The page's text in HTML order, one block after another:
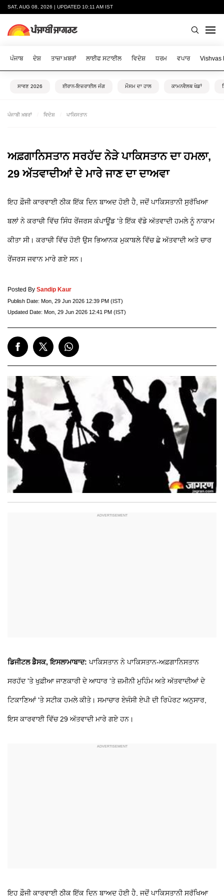
SAT, AUG 08, 2026 | UPDATED 10:11 AM IST
ਪੰਜਾਬ ਦੇਸ਼ ਤਾਜ਼ਾ ਖ਼ਬਰਾਂ ਲਾਈਫ ਸਟਾਈਲ ਵਿਦੇਸ਼ ਧਰਮ ਵਪਾਰ Vishvas
ਸਾਵਣ 2026 ਈਰਾਨ-ਇਜ਼ਰਾਈਲ ਜੰਗ ਮੌਸਮ ਦਾ ਹਾਲ ਕਾਮਨਵੈਲਥ ਖੇਡਾਂ
ਪੰਜਾਬੀ ਖ਼ਬਰਾਂ ਵਿਦੇਸ਼ ਪਾਕਿਸਤਾਨ
ਅਫ਼ਗਾਨਿਸਤਾਨ ਸਰਹੱਦ ਨੇੜੇ ਪਾਕਿਸਤਾਨ ਦਾ ਹਮਲਾ,
29 ਅੱਤਵਾਦੀਆਂ ਦੇ ਮਾਰੇ ਜਾਣ ਦਾ ਦਾਅਵਾ
ਇਹ ਫ਼ੌਜੀ ਕਾਰਵਾਈ ਠੀਕ ਇੱਕ ਦਿਨ ਬਾਅਦ ਹੋਈ ਹੈ, ਜਦੋਂ ਪਾਕਿਸਤਾਨੀ ਸੁਰੱਖਿਆ
ਬਲਾਂ ਨੇ ਕਰਾਚੀ ਵਿੱਚ ਸਿੰਧ ਰੇਂਜਰਸ ਕੰਪਾਊਂਡ 'ਤੇ ਇੱਕ ਵੱਡੇ ਅੱਤਵਾਦੀ ਹਮਲੇ ਨੂੰ ਨਾਕਾਮ
ਕੀਤਾ ਸੀ। ਕਰਾਚੀ ਵਿੱਚ ਹੋਈ ਉਸ ਭਿਆਨਕ ਮੁਕਾਬਲੇ ਵਿੱਚ ਛੇ ਅੱਤਵਾਦੀ ਅਤੇ ਚਾਰ
ਰੇਂਜਰਸ ਜਵਾਨ ਮਾਰੇ ਗਏ ਸਨ।
Posted By Sandip Kaur
Publish Date: Mon, 29 Jun 2026 12:39 PM (IST)
Updated Date: Mon, 29 Jun 2026 12:41 PM (IST)
ਡਿਜੀਟਲ ਡੈਸਕ, ਇਸਲਾਮਾਬਾਦ:ਪਾਕਿਸਤਾਨ ਨੇ ਪਾਕਿਸਤਾਨ-ਅਫ਼ਗਾਨਿਸਤਾਨ
ਸਰਹੱਦ 'ਤੇ ਖੁਫ਼ੀਆ ਜਾਣਕਾਰੀ ਦੇ ਆਧਾਰ 'ਤੇ ਜ਼ਮੀਨੀ ਮੁਹਿੰਮ ਅਤੇ ਅੱਤਵਾਦੀਆਂ ਦੇ
ਟਿਕਾਣਿਆਂ 'ਤੇ ਸਟੀਕ ਹਮਲੇ ਕੀਤੇ। ਸਮਾਚਾਰ ਏਜੰਸੀ ਏਪੀ ਦੀ ਰਿਪੋਰਟ ਅਨੁਸਾਰ,
ਇਸ ਕਾਰਵਾਈ ਵਿੱਚ 29 ਅੱਤਵਾਦੀ ਮਾਰੇ ਗਏ ਹਨ।
ਇਹ ਫ਼ੌਜੀ ਕਾਰਵਾਈ ਠੀਕ ਇੱਕ ਦਿਨ ਬਾਅਦ ਹੋਈ ਹੈ, ਜਦੋਂ ਪਾਕਿਸਤਾਨੀ ਸੁਰੱਖਿਆ